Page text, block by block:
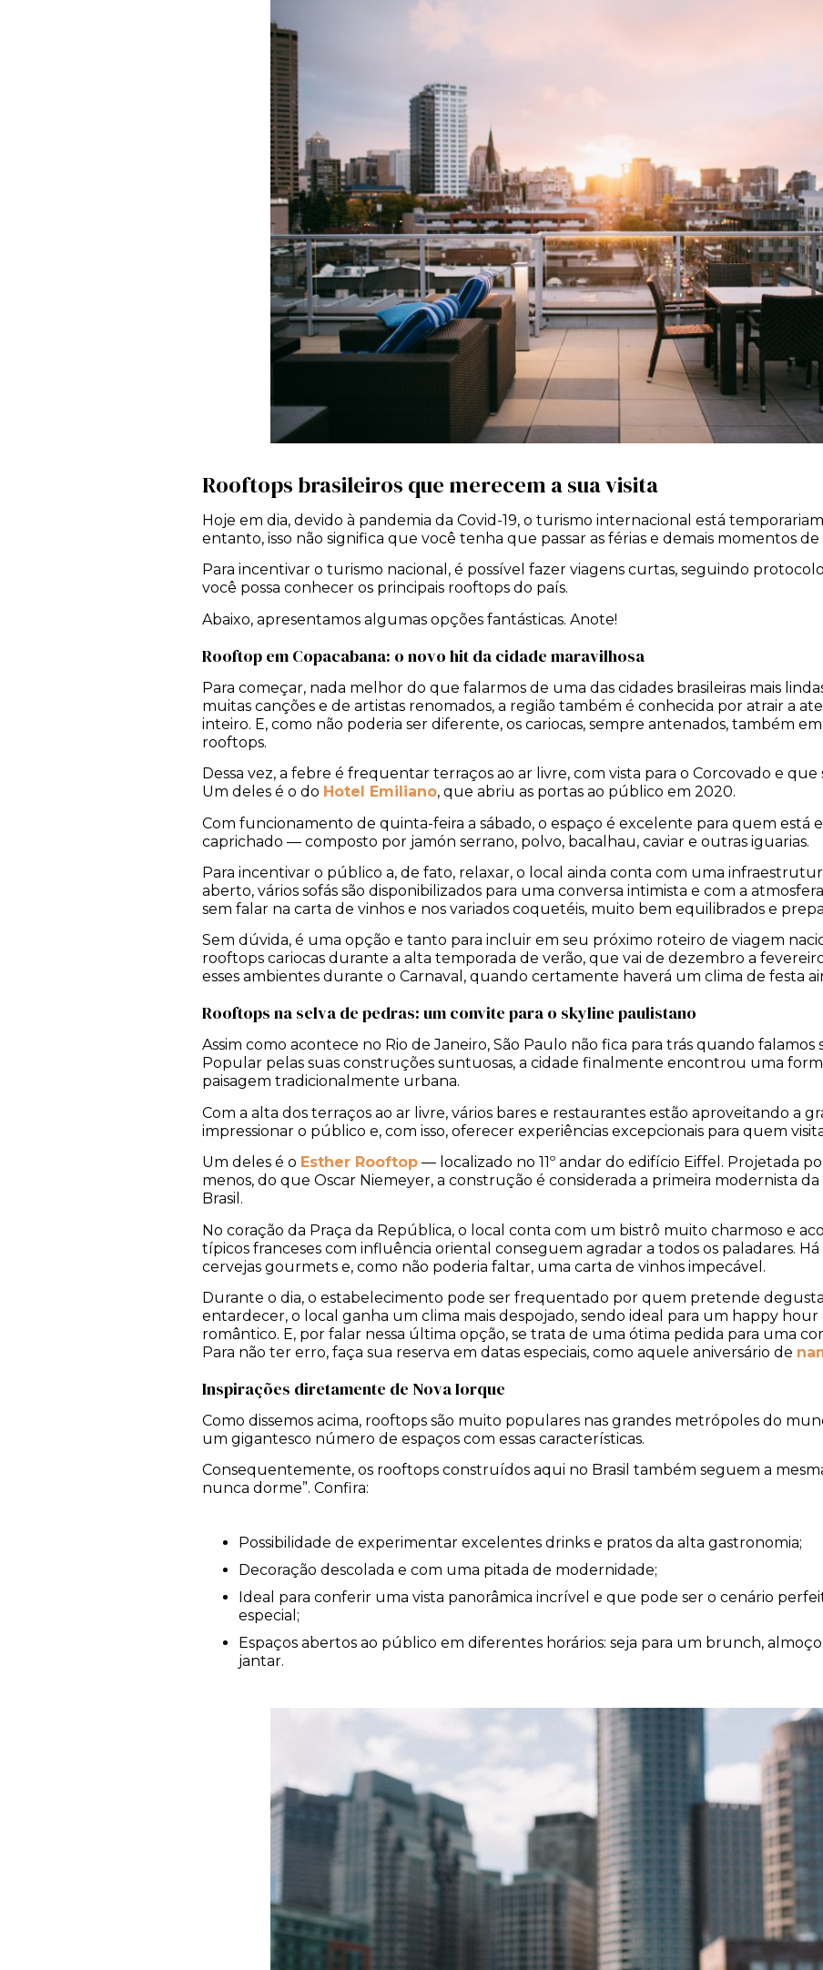
Rooftops brasileiros que merecem a sua visita
Hoje em dia, devido à pandemia da Covid-19, o turismo internacional está
entanto, isso não significa que você tenha que passar as férias e demais momentos
Para incentivar o turismo nacional, é possível fazer viagens curtas, seguindo
você possa conhecer os principais rooftops do país.
Abaixo, apresentamos algumas opções fantásticas. Anote!
Rooftop em Copacabana: o novo hit da cidade maravilhosa
Para começar, nada melhor do que falarmos de uma das cidades brasileiras mais
muitas canções e de artistas renomados, a região também é conhecida por atrair a
inteiro. E, como não poderia ser diferente, os cariocas, sempre antenados, também
rooftops.
Dessa vez, a febre é frequentar terraços ao ar livre, com vista para o Corcovado e
Um deles é o do Hotel Emiliano, que abriu as portas ao público em 2020.
Com funcionamento de quinta-feira a sábado, o espaço é excelente para quem está
caprichado — composto por jamón serrano, polvo, bacalhau, caviar e outras iguarias.
Para incentivar o público a, de fato, relaxar, o local ainda conta com uma
aberto, vários sofás são disponibilizados para uma conversa intimista e com a
sem falar na carta de vinhos e nos variados coquetéis, muito bem equilibrados e
Sem dúvida, é uma opção e tanto para incluir em seu próximo roteiro de viagem
rooftops cariocas durante a alta temporada de verão, que vai de dezembro a
esses ambientes durante o Carnaval, quando certamente haverá um clima de festa
Rooftops na selva de pedras: um convite para o skyline paulistano
Assim como acontece no Rio de Janeiro, São Paulo não fica para trás quando
Popular pelas suas construções suntuosas, a cidade finalmente encontrou uma
paisagem tradicionalmente urbana.
Com a alta dos terraços ao ar livre, vários bares e restaurantes estão aproveitando a
impressionar o público e, com isso, oferecer experiências excepcionais para quem
Um deles é o Esther Rooftop — localizado no 11º andar do edifício Eiffel. Projetada
menos, do que Oscar Niemeyer, a construção é considerada a primeira modernista
Brasil.
No coração da Praça da República, o local conta com um bistrô muito charmoso e
típicos franceses com influência oriental conseguem agradar a todos os paladares. Há
cervejas gourmets e, como não poderia faltar, uma carta de vinhos impecável.
Durante o dia, o estabelecimento pode ser frequentado por quem pretende
entardecer, o local ganha um clima mais despojado, sendo ideal para um happy
romântico. E, por falar nessa última opção, se trata de uma ótima pedida para uma
Para não ter erro, faça sua reserva em datas especiais, como aquele aniversário de
Inspirações diretamente de Nova Iorque
Como dissemos acima, rooftops são muito populares nas grandes metrópoles do
um gigantesco número de espaços com essas características.
Consequentemente, os rooftops construídos aqui no Brasil também seguem a
nunca dorme”. Confira:
Possibilidade de experimentar excelentes drinks e pratos da alta gastronomia;
Decoração descolada e com uma pitada de modernidade;
Ideal para conferir uma vista panorâmica incrível e que pode ser o cenário
especial;
Espaços abertos ao público em diferentes horários: seja para um brunch,
jantar.